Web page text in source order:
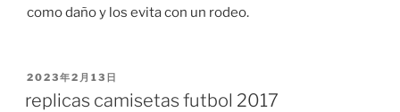
como daño y los evita con un rodeo.
PUBLICADO
2023年2月13日
replicas camisetas futbol 2017